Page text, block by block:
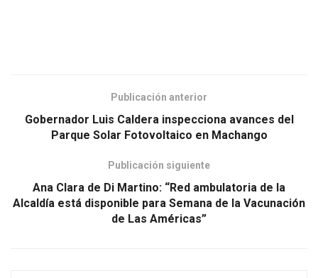
Publicación anterior
Gobernador Luis Caldera inspecciona avances del
Parque Solar Fotovoltaico en Machango
Publicación siguiente
Ana Clara de Di Martino: “Red ambulatoria de la
Alcaldía está disponible para Semana de la Vacunación
de Las Américas”